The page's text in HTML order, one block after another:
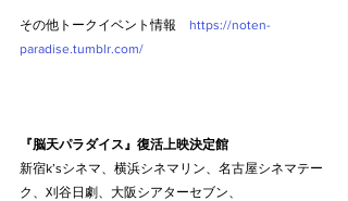
その他トークイベント情報 https://noten-
paradise.tumblr.com/
『脳天パラダイス』復活上映決定館
新宿k’sシネマ、横浜シネマリン、名古屋シネマテー
ク、刈谷日劇、大阪シアターセブン、